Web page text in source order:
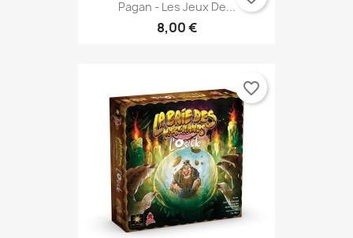
Pagan - Les Jeux De...
8,00 €
favorite_border